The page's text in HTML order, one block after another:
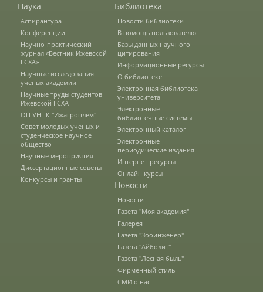
Управление по воспитательной работе
и молодежной политике
Рабочие программы
Консультация психолога
Расписание
Наука
Аспирантура
Конференции
Научно-практический
журнал «Вестник Ижевской
ГСХА»
Научные исследования
ученых академии
Научные труды студентов
Ижевской ГСХА
ОП УНПК "Ижагроплем"
Совет молодых ученых и
студенческое научное
общество
Научные мероприятия
Диссертационные советы
Конкурсы и гранты
Библиотека
Новости библиотеки
В помощь пользователю
Базы данных научного
цитирования
Информационные ресурсы
О библиотеке
Электронная библиотека
университета
Электронные
библиотечные системы
Электронный каталог
Электронные
периодические издания
Интернет-ресурсы
Онлайн курсы
Новости
Новости
Газета "Моя академия"
Галерея
Газета "Зооинженер"
Газета "Айболит"
Газета "Лесная быль"
Фирменный стиль
СМИ о нас